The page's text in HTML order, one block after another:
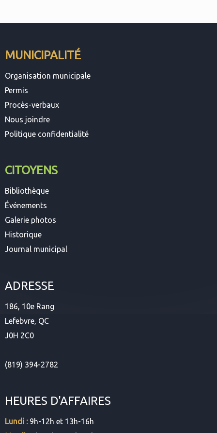
MUNICIPALITÉ
Organisation municipale
Permis
Procès-verbaux
Nous joindre
Politique confidentialité
CITOYENS
Bibliothèque
Événements
Galerie photos
Historique
Journal municipal
ADRESSE
186, 10e Rang
Lefebvre, QC
J0H 2C0
(819) 394-2782
HEURES D'AFFAIRES
Lundi : 9h-12h et 13h-16h